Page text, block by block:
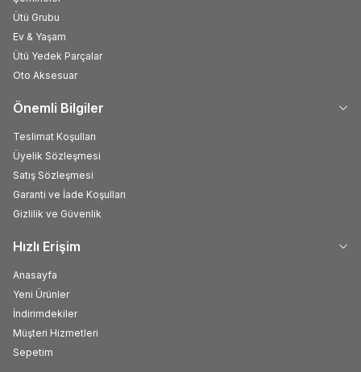
Ütü Grubu
Ev & Yaşam
Ütü Yedek Parçalar
Oto Aksesuar
Önemli Bilgiler
Teslimat Koşulları
Üyelik Sözleşmesi
Satış Sözleşmesi
Garanti ve İade Koşulları
Gizlilik ve Güvenlik
Hızlı Erişim
Anasayfa
Yeni Ürünler
İndirimdekiler
Müşteri Hizmetleri
Sepetim